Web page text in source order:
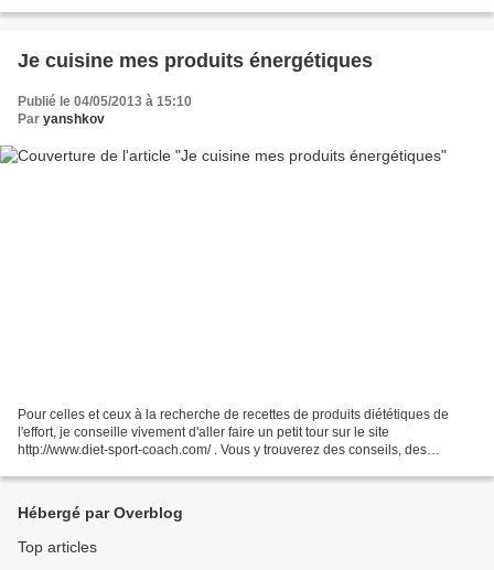
Je cuisine mes produits énergétiques
Publié le 04/05/2013 à 15:10
Par yanshkov
Pour celles et ceux à la recherche de recettes de produits diététiques de
l'effort, je conseille vivement d'aller faire un petit tour sur le site
http://www.diet-sport-coach.com/ . Vous y trouverez des conseils, des
Hébergé par Overblog
Top articles